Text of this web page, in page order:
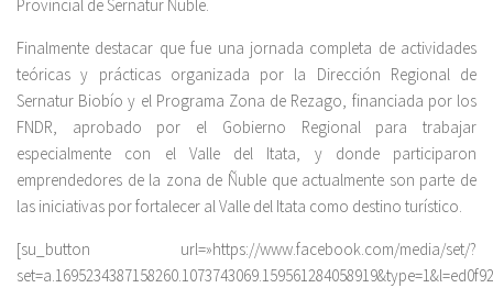
Provincial de Sernatur Ñuble.
Finalmente destacar que fue una jornada completa de actividades
teóricas y prácticas organizada por la Dirección Regional de
Sernatur Biobío y el Programa Zona de Rezago, financiada por los
FNDR, aprobado por el Gobierno Regional para trabajar
especialmente con el Valle del Itata, y donde participaron
emprendedores de la zona de Ñuble que actualmente son parte de
las iniciativas por fortalecer al Valle del Itata como destino turístico.
[su_button url=»https://www.facebook.com/media/set/?